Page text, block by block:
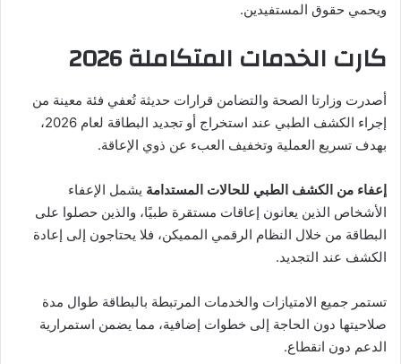
ويحمي حقوق المستفيدين.
كارت الخدمات المتكاملة 2026
أصدرت وزارتا الصحة والتضامن قرارات حديثة تُعفي فئة معينة من
إجراء الكشف الطبي عند استخراج أو تجديد البطاقة لعام 2026،
بهدف تسريع العملية وتخفيف العبء عن ذوي الإعاقة.
إعفاء من الكشف الطبي للحالات المستدامة يشمل الإعفاء
الأشخاص الذين يعانون إعاقات مستقرة طبيًا، والذين حصلوا على
البطاقة من خلال النظام الرقمي المميكن، فلا يحتاجون إلى إعادة
الكشف عند التجديد.
تستمر جميع الامتيازات والخدمات المرتبطة بالبطاقة طوال مدة
صلاحيتها دون الحاجة إلى خطوات إضافية، مما يضمن استمرارية
الدعم دون انقطاع.